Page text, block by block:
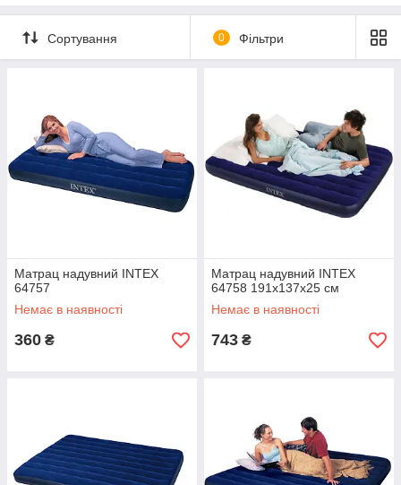
жити без
комфортних
проблеми. Саме тому багато звертають увагу на
надувні ліжка і крісла.
Купити надувне ліжко
Невелика вага;
Компактність;
Простота у догляді.
Особливість подібної меблів полягає в тому, що в зібраному
вигляді її можна помістити в шафу або заховати в затишному
в деяких ситуаціях вона може стати відмінним помічником на
тривалий час, адже спати на такому виробі одне
задоволення.
Переваги надувних ліжок
Сортування 0 Фільтри
Матрац надувний INTEX
64757
Немає в наявності
360 ₴
Матрац надувний INTEX
64758 191х137х25 см
Немає в наявності
743 ₴